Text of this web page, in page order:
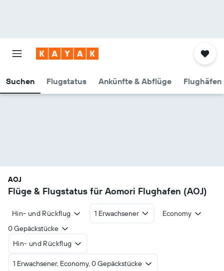
Suchen Flugstatus Ankünfte & Abflüge Flughäfen
AOJ
Flüge & Flugstatus für Aomori Flughafen (AOJ)
Hin- und Rückflug 1 Erwachsener
Economy
0 Gepäckstücke
Hin- und Rückflug
1 Erwachsener, Economy, 0 Gepäckstücke